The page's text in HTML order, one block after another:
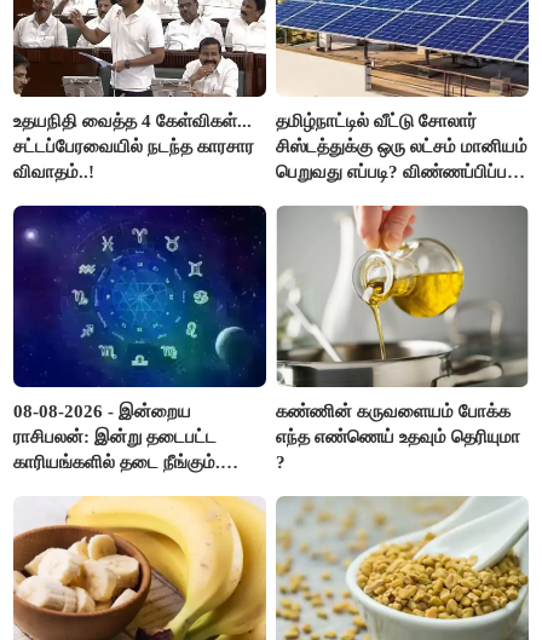
உதயநிதி வைத்த 4 கேள்விகள்...
சட்டப்பேரவையில் நடந்த காரசார
விவாதம்..!
தமிழ்நாட்டில் வீட்டு சோலார்
சிஸ்டத்துக்கு ஒரு லட்சம் மானியம்
பெறுவது எப்படி? விண்ணப்பிப்பது
08-08-2026 - இன்றைய
ராசிபலன்: இன்று தடைபட்ட
காரியங்களில் தடை நீங்கும்.
இருக்கும். ஆன்மீக எண்ணம்
அதிகரிக்கும்..!
கண்ணின் கருவளையம் போக்க
எந்த எண்ணெய் உதவும் தெரியுமா
?